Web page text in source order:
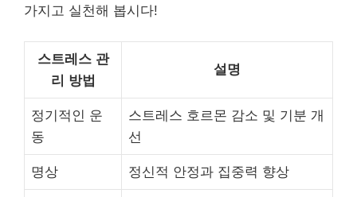
가지고 실천해 봅시다!
스트레스 관
리 방법
설명
정기적인 운
동
스트레스 호르몬 감소 및 기분 개
선
명상 정신적 안정과 집중력 향상